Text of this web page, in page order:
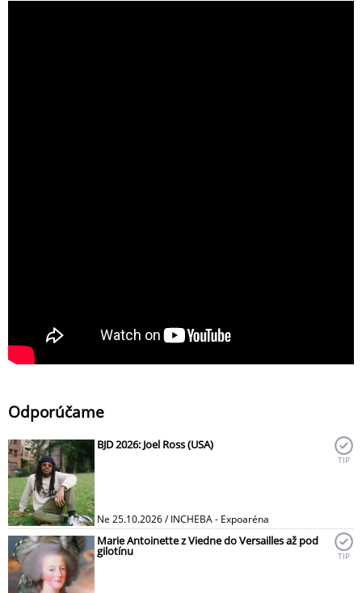
Odporúčame
BJD 2026: Joel Ross (USA)
Ne 25.10.2026 / INCHEBA - Expoaréna
TIP
Marie Antoinette z Viedne do Versailles až pod
gilotínu TIP